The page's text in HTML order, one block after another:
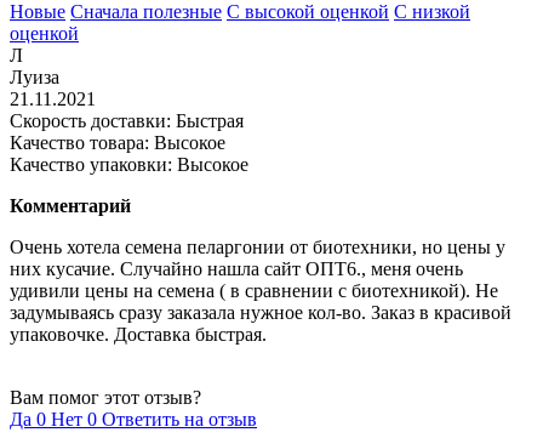
Новые Сначала полезные С высокой оценкой С низкой
оценкой
Л
Луиза
21.11.2021
Скорость доставки: Быстрая
Качество товара: Высокое
Качество упаковки: Высокое
Комментарий
Очень хотела семена пеларгонии от биотехники, но цены у
них кусачие. Случайно нашла сайт ОПТ6., меня очень
удивили цены на семена ( в сравнении с биотехникой). Не
задумываясь сразу заказала нужное кол-во. Заказ в красивой
упаковочке. Доставка быстрая.
Вам помог этот отзыв?
Да 0 Нет 0 Ответить на отзыв